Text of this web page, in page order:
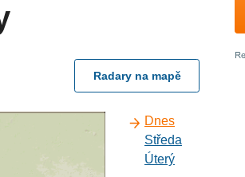
Radary na mapě
Dnes
Středa
Úterý